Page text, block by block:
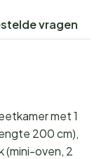
vragen
met 1
200 cm),
(mini-oven, 2